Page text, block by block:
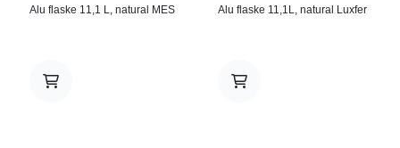
Alu flaske 11,1 L, natural MES Alu flaske 11,1L, natural Luxfer